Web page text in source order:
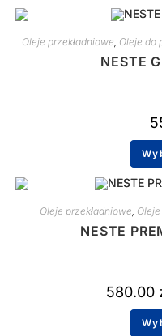
Oleje przekładniowe, Oleje do
NESTE
Oleje przekładniowe,
NESTE
580.00